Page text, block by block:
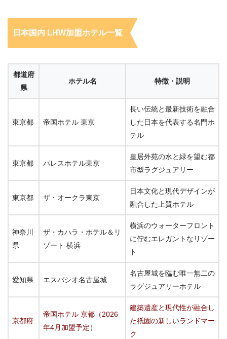
日本国内 LHW加盟ホテル一覧
都道府
県
ホテル名 特徴・説明
東京都 帝国ホテル 東京
長い伝統と最新技術を融合
した日本を代表する名門ホ
テル
東京都 パレスホテル東京
皇居外苑の水と緑を望む都
市型ラグジュアリー
東京都 ザ・オークラ東京
日本文化と現代デザインが
融合した上質ホテル
神奈川
県
ザ・カハラ・ホテル＆リ
ゾート 横浜
横浜のウォーターフロント
に佇むエレガントなリゾー
ト
愛知県 エスパシオ名古屋城
名古屋城を臨む唯一無二の
ラグジュアリーホテル
京都府
帝国ホテル 京都（2026
年4月加盟予定）
建築遺産と現代性が融合し
た祇園の新しいランドマー
ク